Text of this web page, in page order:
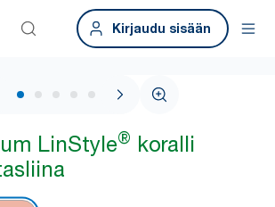
Kirjaudu sisään
1 / 5
LinStyle® koralli